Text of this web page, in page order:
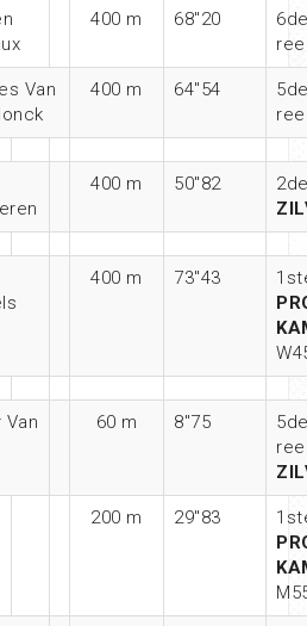
400 m 68″20
Van
400 m 64″54
400 m 50″82
400 m 73″43
Van
60 m 8″75
200 m 29″83